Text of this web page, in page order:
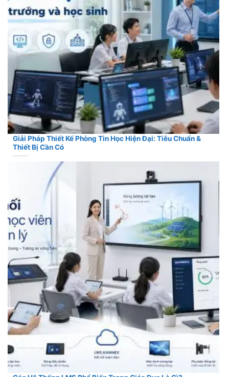
Giải Pháp Thiết Kế Phòng Tin Học Hiện Đại: Tiêu Chuẩn &
Thiết Bị Cần Có